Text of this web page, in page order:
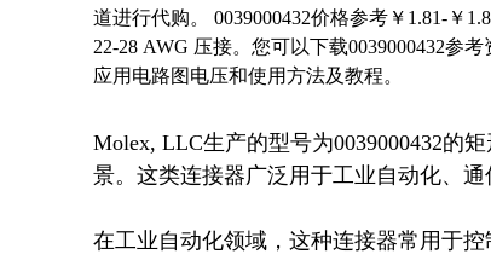
道进行代购。 0039000432价格参考￥1.81-￥
22-28 AWG 压接。您可以下载0039000432参
应用电路图电压和使用方法及教程。
Molex, LLC生产的型号为0039000432的
景。这类连接器广泛用于工业自动化、
在工业自动化领域，这种连接器常用于